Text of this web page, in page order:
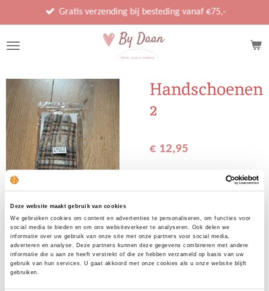
Deze website maakt gebruik van cookies
We gebruiken cookies om content en advertenties te personaliseren, om functies voor
social media te bieden en om ons websiteverkeer te analyseren. Ook delen we
informatie over uw gebruik van onze site met onze partners voor social media,
adverteren en analyse. Deze partners kunnen deze gegevens combineren met andere
informatie die u aan ze heeft verstrekt of die ze hebben verzameld op basis van uw
gebruik van hun services. U gaat akkoord met onze cookies als u onze website blijft
gebruiken.
direct
naar
Gratis verzending bij besteding vanaf €75,-
Handschoenen
2
€ 12,95
Uitverkocht
D
e
e
D
e
l
S
h
r
D
e
e